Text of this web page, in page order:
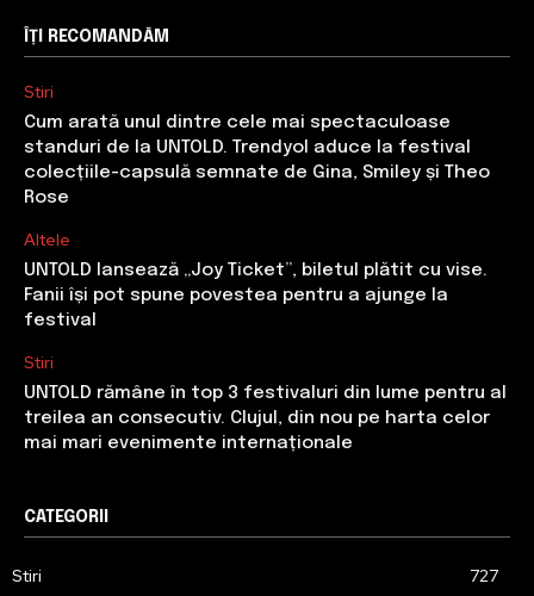
ÎȚI RECOMANDĂM
Stiri
Cum arată unul dintre cele mai spectaculoase
standuri de la UNTOLD. Trendyol aduce la festival
colecțiile-capsulă semnate de Gina, Smiley și Theo
Rose
Altele
UNTOLD lansează „Joy Ticket”, biletul plătit cu vise.
Fanii își pot spune povestea pentru a ajunge la
festival
Stiri
UNTOLD rămâne în top 3 festivaluri din lume pentru al
treilea an consecutiv. Clujul, din nou pe harta celor
mai mari evenimente internaționale
CATEGORII
Stiri 727